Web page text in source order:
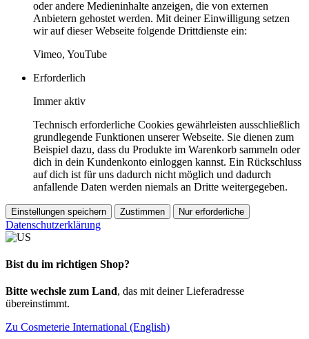
oder andere Medieninhalte anzeigen, die von externen
Anbietern gehostet werden. Mit deiner Einwilligung setzen
wir auf dieser Webseite folgende Drittdienste ein:
Vimeo, YouTube
Erforderlich
Immer aktiv
Technisch erforderliche Cookies gewährleisten ausschließlich
grundlegende Funktionen unserer Webseite. Sie dienen zum
Beispiel dazu, dass du Produkte im Warenkorb sammeln oder
dich in dein Kundenkonto einloggen kannst. Ein Rückschluss
auf dich ist für uns dadurch nicht möglich und dadurch
anfallende Daten werden niemals an Dritte weitergegeben.
Einstellungen speichern Zustimmen Nur erforderliche
Datenschutzerklärung
Bist du im richtigen Shop?
Bitte wechsle zum Land, das mit deiner Lieferadresse
übereinstimmt.
Zu Cosmeterie International (English)